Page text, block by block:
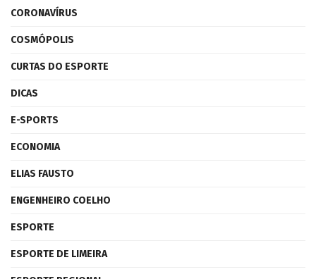
CORONAVÍRUS
COSMÓPOLIS
CURTAS DO ESPORTE
DICAS
E-SPORTS
ECONOMIA
ELIAS FAUSTO
ENGENHEIRO COELHO
ESPORTE
ESPORTE DE LIMEIRA